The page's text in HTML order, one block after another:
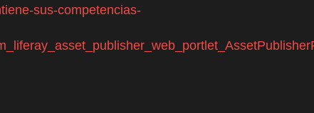
sus-competencias-